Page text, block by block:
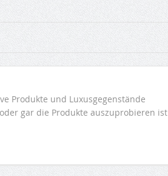
Produkte und Luxusgegenstände
gar die Produkte auszuprobieren ist